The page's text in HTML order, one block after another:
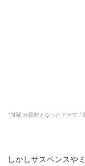
振りかざして自分の
一言でいえば“やりた